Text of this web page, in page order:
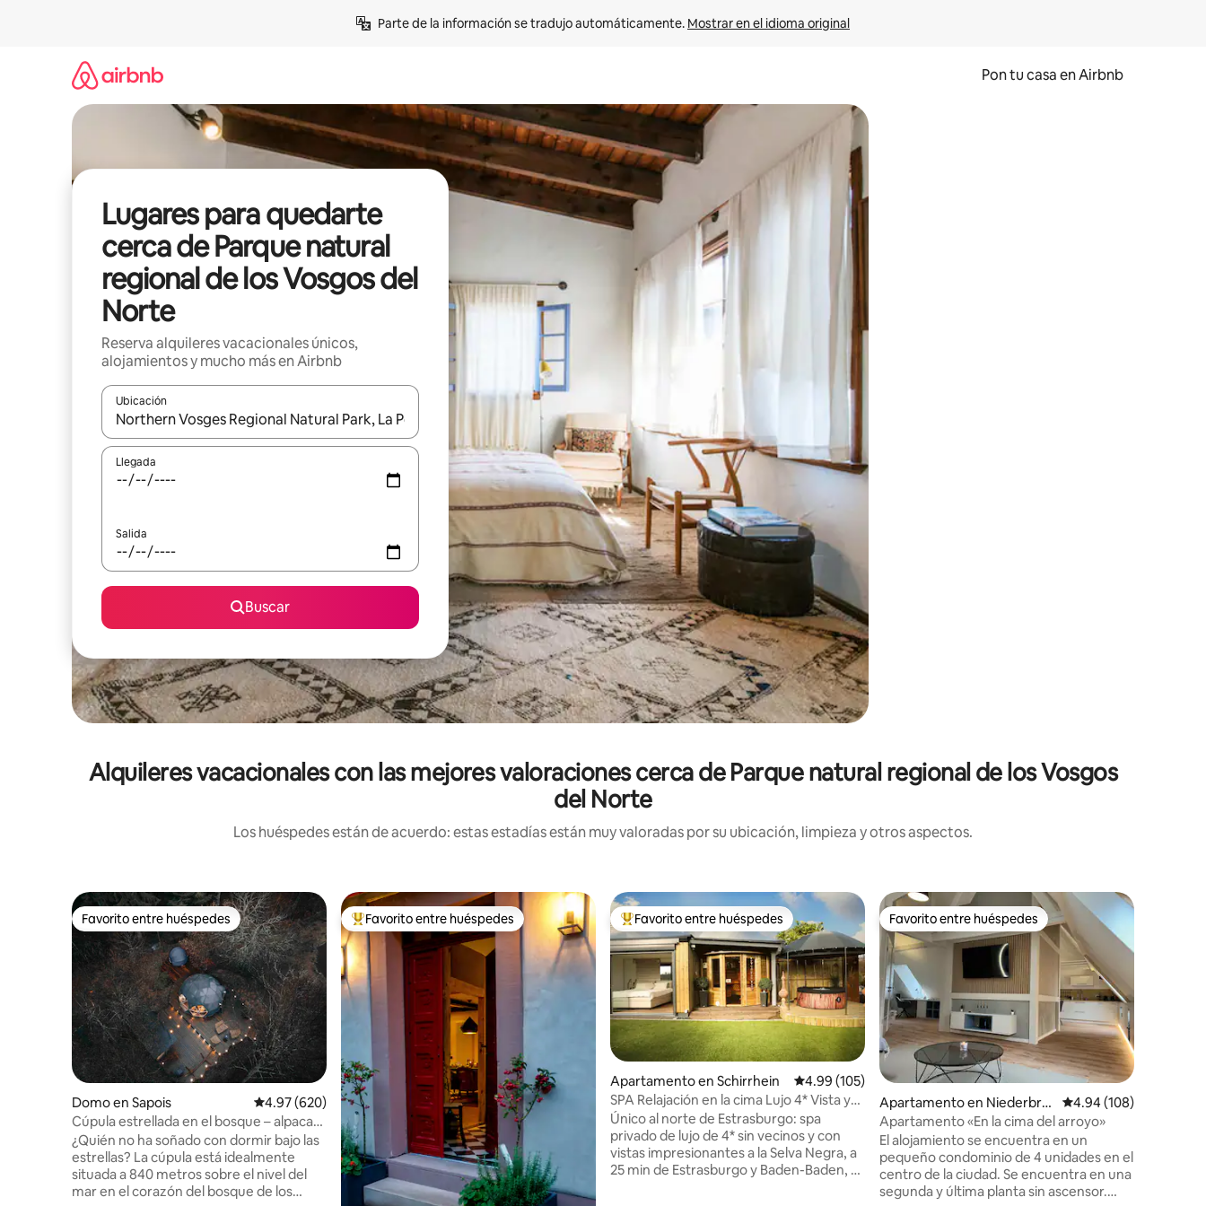
Parte de la información se tradujo automáticamente. Mostrar en el idioma original
Pon tu casa en Airbnb
Lugares para quedarte
cerca de Parque natural
regional de los Vosgos del
Norte
Reserva alquileres vacacionales únicos,
alojamientos y mucho más en Airbnb
Ubicación
Cuando los resultados estén disponibles, navega con las teclas de flecha hacia arriba y hacia abajo o explora con el tacto o desliza el dedo.
Llegada
Salida
Buscar
Alquileres vacacionales con las mejores valoraciones cerca de Parque natural regional de los Vosgos
del Norte
Los huéspedes están de acuerdo: estas estadías están muy valoradas por su ubicación, limpieza y otros aspectos.
Favorito entre huéspedes
Favorito entre huéspedes
Domo en Sapois Calificación promedio: 4.97 de 5, 620 reseñas
4.97 (620)
Cúpula estrellada en el bosque – alpacas
y naturaleza en Gérardmer
¿Quién no ha soñado con dormir bajo las
estrellas? La cúpula está idealmente
situada a 840 metros sobre el nivel del
mar en el corazón del bosque de los
Favorito entre huéspedes preferido
Favorito entre huéspedes Favorito entre huéspedes preferido
Favorito entre huéspedes
Apartamento en Schirrhein Calificación promedio: 4.99 de 5, 105 reseñas
4.99 (105)
SPA Relajación en la cima Lujo 4* Vista y
spa privado
Único al norte de Estrasburgo: spa
privado de lujo de 4* sin vecinos y con
vistas impresionantes a la Selva Negra, a
25 min de Estrasburgo y Baden-Baden, a
Favorito entre huéspedes
Favorito entre huéspedes
Apartamento en Niederbro
nn-les-Bains
Calificación promedio:
4.94 (108)
Apartamento «En la cima del arroyo»
El alojamiento se encuentra en un
pequeño condominio de 4 unidades en el
centro de la ciudad. Se encuentra en una
segunda y última planta sin ascensor.